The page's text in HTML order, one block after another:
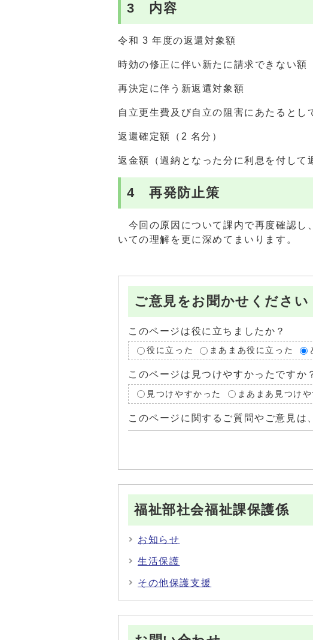
3 内容
令和 3 年度の返
時効の修正に伴い新たに
再決定に伴う新返
自立更生費及び自立の阻害にあ
返還確定額（2
返金額（過納となった分に利息を付
4 再発防止策
今回の原因について課内で再度確認し
いての理解を更に深めてまいります。
ご意見をお聞かせください
このページは役に立ちましたか？
役に立った まあまあ役に立った
このページは見つけやすかったですか
見つけやすかった まあまあ見つけ
このページに関するご質問やご意見は
福祉部社会福祉課保護係
お知らせ
生活保護
その他保護支援